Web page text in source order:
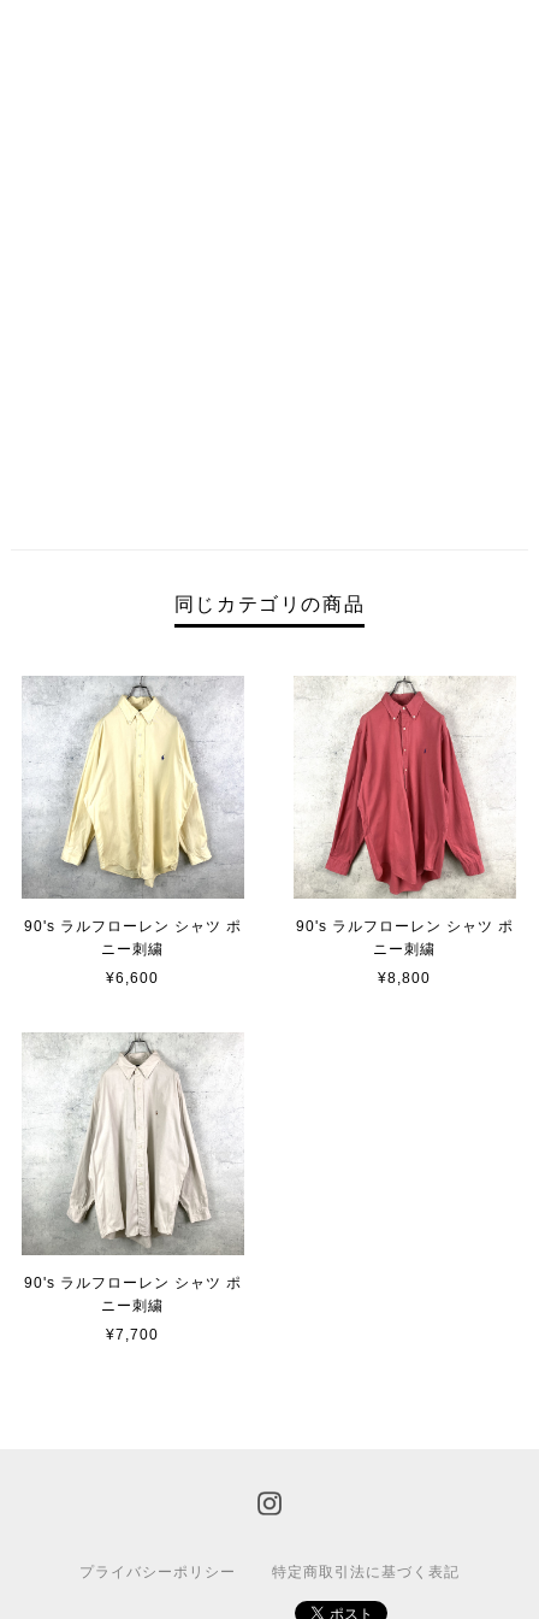
同じカテゴリの商品
90's ラルフローレン シャツ ポ
ニー刺繍
¥6,600
90's ラルフローレン シャツ ポ
ニー刺繍
¥8,800
90's ラルフローレン シャツ ポ
ニー刺繍
¥7,700
プライバシーポリシー 特定商取引法に基づく表記